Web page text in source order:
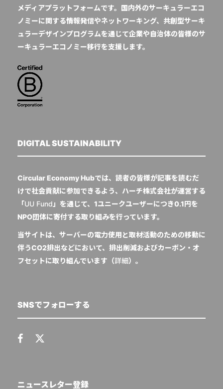
メディアプラットフォームです。国内外のサーキュラーエコ
ノミーに関する情報発信やネットワーキング、共創型サーキ
ュラーデザインプログラムを通じて企業や自治体の皆様のサ
ーキュラーエコノミー移行を支援します。
DIGITAL SUSTAINABILITY
Circular Economy Hubでは、読者の皆様が記事を読むだ
けで社会貢献に参加できるよう、ハーチ株式会社が運営する
「UU Fund 」を通じて、1ユニークユーザーにつき0.1円を
NPO団体に寄付する取り組みを行っています。
当サイトは、サーバーの電力使用と取材活動のための移動に
伴うCO2排出などにおいて、排出削減およびカーボン・オ
フセットに取り組んでいます（詳細）。
SNSでフォローする
ニュースレター登録